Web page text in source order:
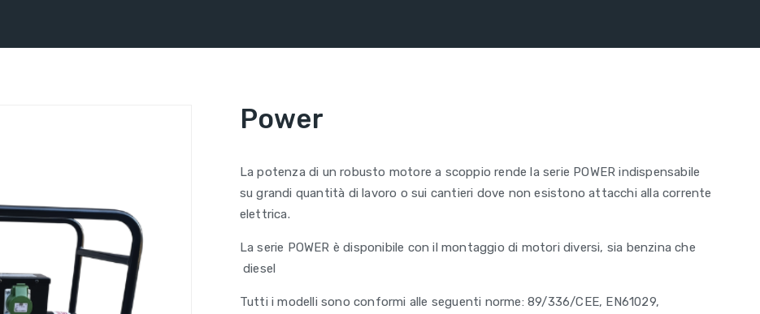
Power
La potenza di un robusto motore a scoppio rende la serie POWER indispensabile
su grandi quantità di lavoro o sui cantieri dove non esistono attacchi alla corrente
elettrica.
La serie POWER è disponibile con il montaggio di motori diversi, sia benzina che
diesel
Tutti i modelli sono conformi alle seguenti norme: 89/336/CEE, EN61029,